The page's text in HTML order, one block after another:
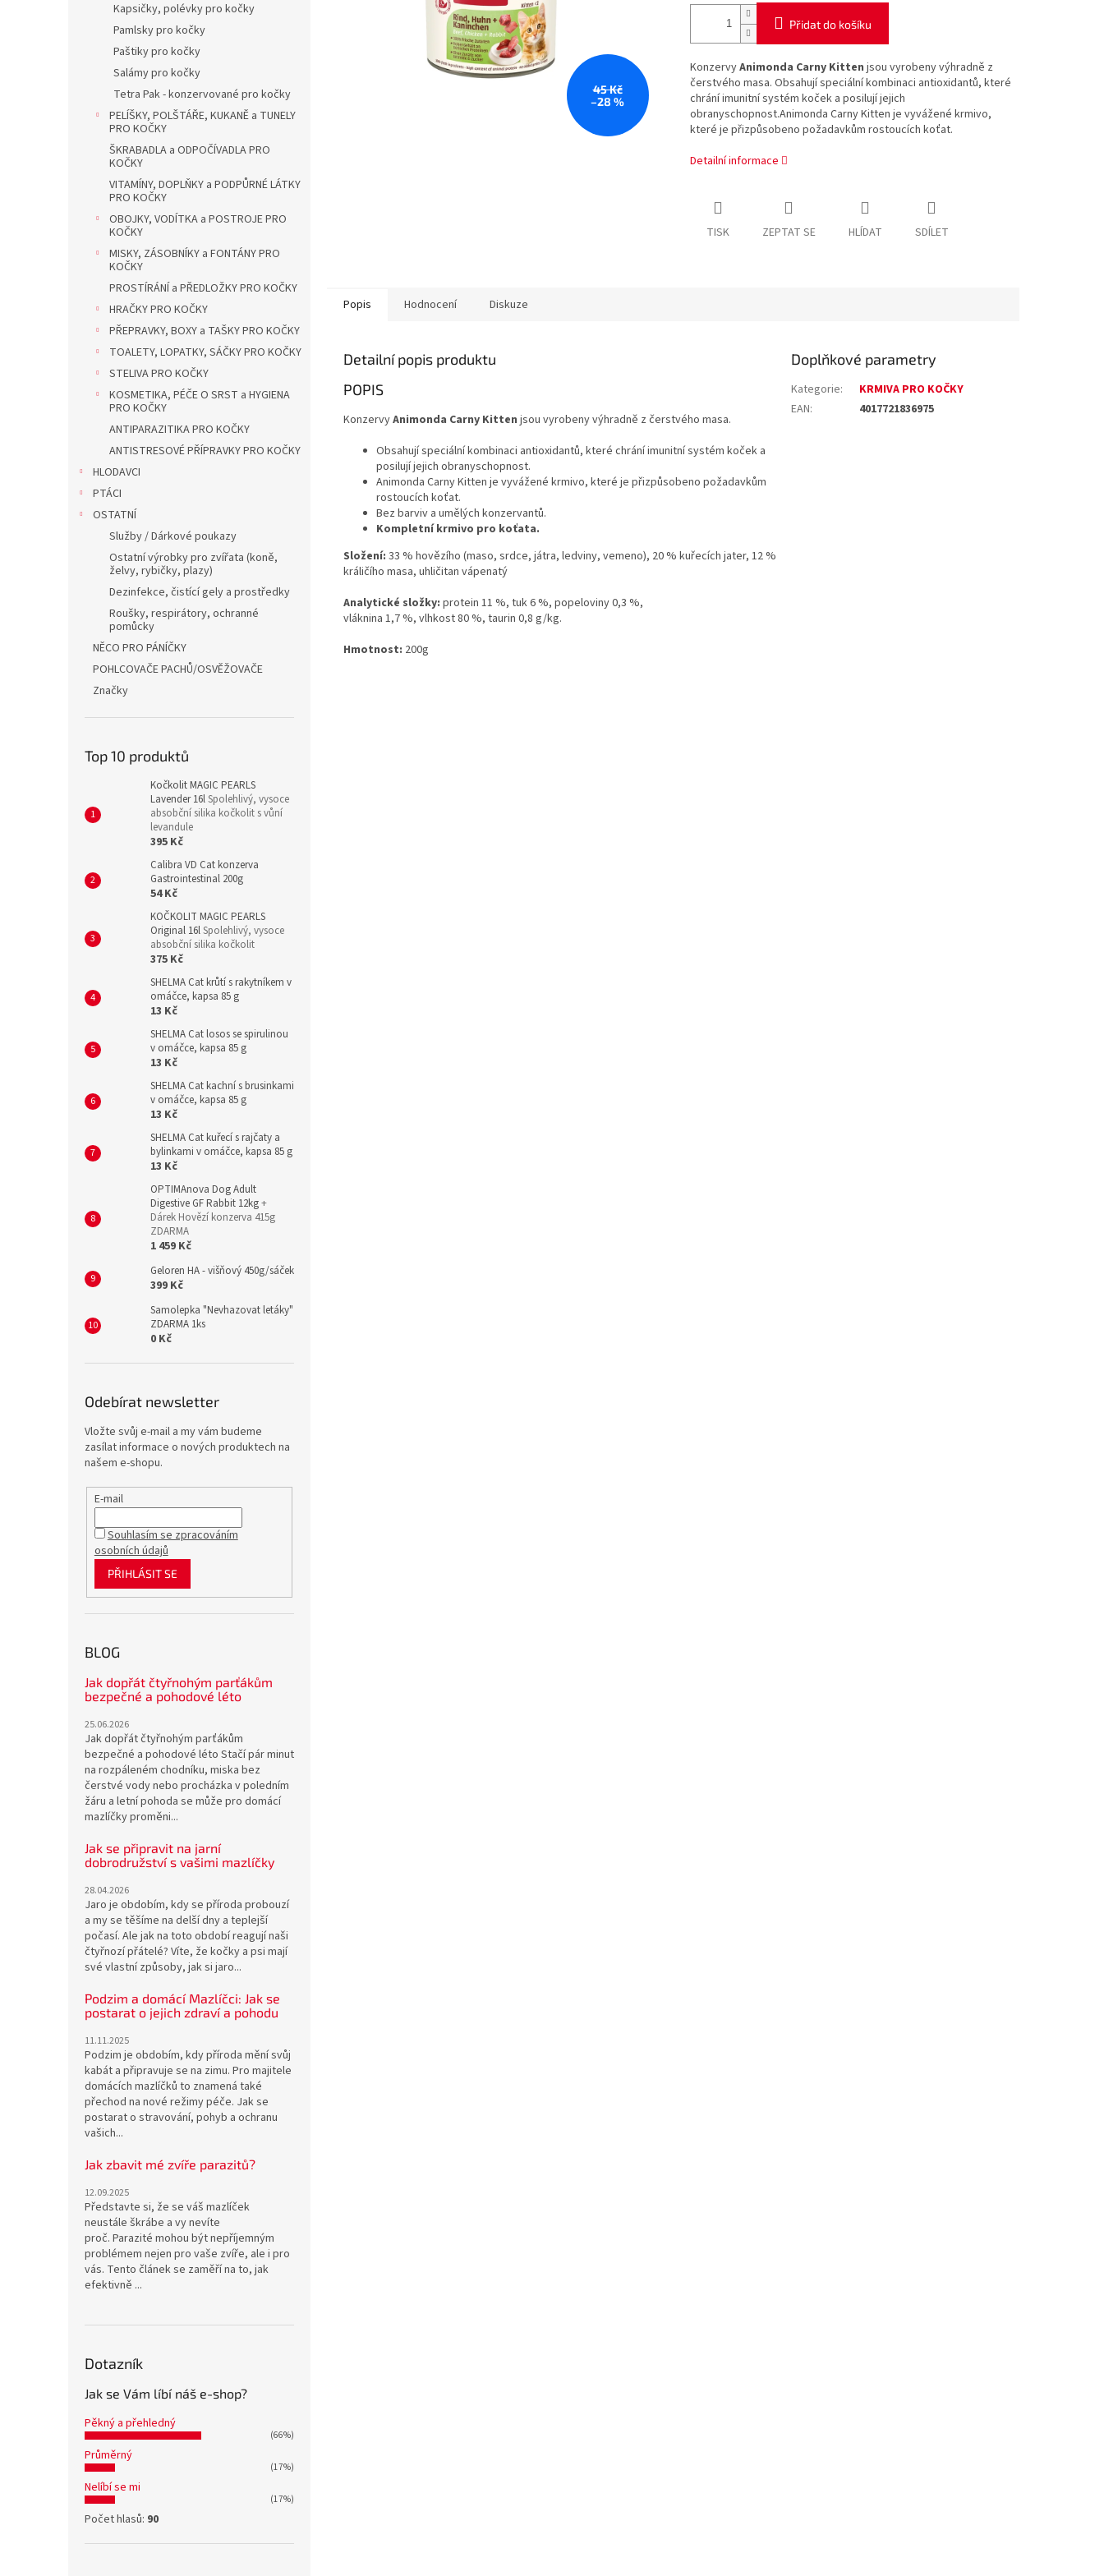
Kapsičky, polévky pro kočky
Pamlsky pro kočky
Paštiky pro kočky
Salámy pro kočky
Tetra Pak - konzervované pro kočky
PELÍŠKY, POLŠTÁŘE, KUKANĚ a TUNELY
PRO KOČKY
ŠKRABADLA a ODPOČÍVADLA PRO
KOČKY
VITAMÍNY, DOPLŇKY a PODPŮRNÉ LÁTKY
PRO KOČKY
OBOJKY, VODÍTKA a POSTROJE PRO
KOČKY
MISKY, ZÁSOBNÍKY a FONTÁNY PRO
KOČKY
PROSTÍRÁNÍ a PŘEDLOŽKY PRO KOČKY
HRAČKY PRO KOČKY
PŘEPRAVKY, BOXY a TAŠKY PRO KOČKY
TOALETY, LOPATKY, SÁČKY PRO KOČKY
STELIVA PRO KOČKY
KOSMETIKA, PÉČE O SRST a HYGIENA
PRO KOČKY
ANTIPARAZITIKA PRO KOČKY
ANTISTRESOVÉ PŘÍPRAVKY PRO KOČKY
HLODAVCI
PTÁCI
OSTATNÍ
Služby / Dárkové poukazy
Ostatní výrobky pro zvířata (koně,
želvy, rybičky, plazy)
Dezinfekce, čistící gely a prostředky
Roušky, respirátory, ochranné
pomůcky
NĚCO PRO PÁNÍČKY
POHLCOVAČE PACHŮ/OSVĚŽOVAČE
Značky
Top 10 produktů
Kočkolit MAGIC PEARLS
Lavender 16lSpolehlivý, vysoce
absobční silika kočkolit s vůní
levandule
395 Kč
Calibra VD Cat konzerva
Gastrointestinal 200g
54 Kč
KOČKOLIT MAGIC PEARLS
Original 16lSpolehlivý, vysoce
absobční silika kočkolit
375 Kč
SHELMA Cat krůtí s rakytníkem v
omáčce, kapsa 85 g
13 Kč
SHELMA Cat losos se spirulinou
v omáčce, kapsa 85 g
13 Kč
SHELMA Cat kachní s brusinkami
v omáčce, kapsa 85 g
13 Kč
SHELMA Cat kuřecí s rajčaty a
bylinkami v omáčce, kapsa 85 g
13 Kč
OPTIMAnova Dog Adult
Digestive GF Rabbit 12kg+
Dárek Hovězí konzerva 415g
ZDARMA
1 459 Kč
Geloren HA - višňový 450g/sáček
399 Kč
Samolepka "Nevhazovat letáky"
ZDARMA 1ks
0 Kč
Odebírat newsletter
Vložte svůj e-mail a my vám budeme
zasílat informace o nových produktech na
našem e-shopu.
E-mail
Souhlasím se zpracováním
osobních údajů
PŘIHLÁSIT SE
BLOG
Jak dopřát čtyřnohým parťákům
bezpečné a pohodové léto
25.06.2026
Jak dopřát čtyřnohým parťákům
bezpečné a pohodové léto Stačí pár minut
na rozpáleném chodníku, miska bez
čerstvé vody nebo procházka v poledním
žáru a letní pohoda se může pro domácí
mazlíčky proměni...
Jak se připravit na jarní
dobrodružství s vašimi mazlíčky
28.04.2026
Jaro je obdobím, kdy se příroda probouzí
a my se těšíme na delší dny a teplejší
počasí. Ale jak na toto období reagují naši
čtyřnozí přátelé? Víte, že kočky a psi mají
své vlastní způsoby, jak si jaro...
Podzim a domácí Mazlíčci: Jak se
postarat o jejich zdraví a pohodu
11.11.2025
Podzim je obdobím, kdy příroda mění svůj
kabát a připravuje se na zimu. Pro majitele
domácích mazlíčků to znamená také
přechod na nové režimy péče. Jak se
postarat o stravování, pohyb a ochranu
vašich...
Jak zbavit mé zvíře parazitů?
12.09.2025
Představte si, že se váš mazlíček
neustále škrábe a vy nevíte
proč. Parazité mohou být nepříjemným
problémem nejen pro vaše zvíře, ale i pro
vás. Tento článek se zaměří na to, jak
efektivně ...
Dotazník
Jak se Vám líbí náš e-shop?
Pěkný a přehledný
(66%)
Průměrný
(17%)
Nelíbí se mi
(17%)
Počet hlasů: 90
45 Kč
–28 %
Přidat do košíku
KonzervyAnimonda Carny Kitten jsou vyrobeny výhradně z
čerstvého masa. Obsahují speciální kombinaci antioxidantů, které
chrání imunitní systém koček a posilují jejich
obranyschopnost.Animonda Carny Kitten je vyvážené krmivo,
které je přizpůsobeno požadavkům rostoucích koťat.
Detailní informace
TISK ZEPTAT SE HLÍDAT SDÍLET
Popis Hodnocení Diskuze
Detailní popis produktu
POPIS
KonzervyAnimonda Carny Kitten jsou vyrobeny výhradně z čerstvého masa.
Obsahují speciální kombinaci antioxidantů, které chrání imunitní systém koček a
posilují jejich obranyschopnost.
Animonda Carny Kitten je vyvážené krmivo, které je přizpůsobeno požadavkům
rostoucích koťat.
Bez barviv a umělých konzervantů.
Kompletní krmivo pro koťata.
Složení: 33 % hovězího (maso, srdce, játra, ledviny, vemeno), 20 % kuřecích jater, 12 %
králičího masa, uhličitan vápenatý
Analytické složky: protein 11 %, tuk 6 %, popeloviny 0,3 %,
vláknina 1,7 %, vlhkost 80 %, taurin 0,8 g/kg.
Hmotnost: 200g
Doplňkové parametry
Kategorie:
KRMIVA PRO KOČKY
EAN: 4017721836975